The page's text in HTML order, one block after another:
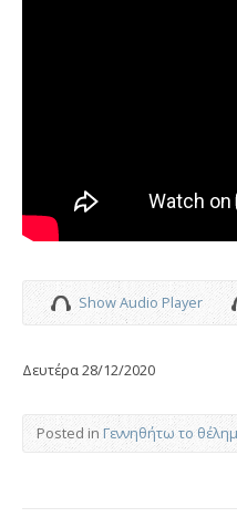
Show Audio Player
Δευτέρα 28/12/2020
Posted in Γεννηθήτω το